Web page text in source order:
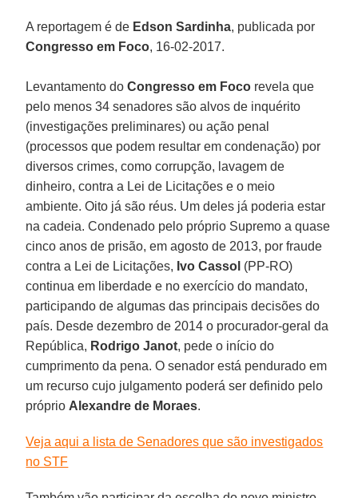
A reportagem é de Edson Sardinha, publicada por
Congresso em Foco, 16-02-2017.
Levantamento do Congresso em Foco revela que
pelo menos 34 senadores são alvos de inquérito
(investigações preliminares) ou ação penal
(processos que podem resultar em condenação) por
diversos crimes, como corrupção, lavagem de
dinheiro, contra a Lei de Licitações e o meio
ambiente. Oito já são réus. Um deles já poderia estar
na cadeia. Condenado pelo próprio Supremo a quase
cinco anos de prisão, em agosto de 2013, por fraude
contra a Lei de Licitações, Ivo Cassol (PP-RO)
continua em liberdade e no exercício do mandato,
participando de algumas das principais decisões do
país. Desde dezembro de 2014 o procurador-geral da
República, Rodrigo Janot, pede o início do
cumprimento da pena. O senador está pendurado em
um recurso cujo julgamento poderá ser definido pelo
próprio Alexandre de Moraes.
Veja aqui a lista de Senadores que são investigados
no STF